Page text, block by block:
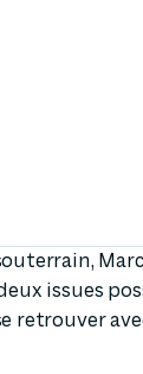
issues
retrouver